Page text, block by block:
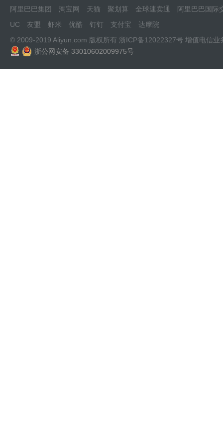
阿里巴巴集团 淘宝网 天猫 聚划算 全球速卖通
阿里巴巴国际
UC
友盟 虾米 优酷 钉钉 支付宝
达摩院
© 2009-2019 Aliyun.com 版权所有 浙ICP备12022327号 增值电信业
浙公网安备 33010602009975号